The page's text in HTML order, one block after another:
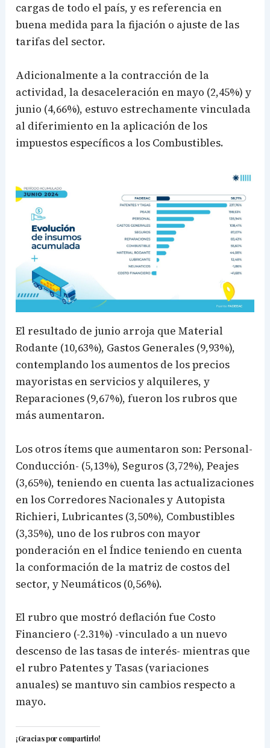
cargas de todo el país, y es referencia en
buena medida para la fijación o ajuste de las
tarifas del sector.
Adicionalmente a la contracción de la
actividad, la desaceleración en mayo (2,45%) y
junio (4,66%), estuvo estrechamente vinculada
al diferimiento en la aplicación de los
impuestos específicos a los Combustibles.
El resultado de junio arroja que Material
Rodante (10,63%), Gastos Generales (9,93%),
contemplando los aumentos de los precios
mayoristas en servicios y alquileres, y
Reparaciones (9,67%), fueron los rubros que
más aumentaron.
Los otros ítems que aumentaron son: Personal-
Conducción- (5,13%), Seguros (3,72%), Peajes
(3,65%), teniendo en cuenta las actualizaciones
en los Corredores Nacionales y Autopista
Richieri, Lubricantes (3,50%), Combustibles
(3,35%), uno de los rubros con mayor
ponderación en el Índice teniendo en cuenta
la conformación de la matriz de costos del
sector, y Neumáticos (0,56%).
El rubro que mostró deflación fue Costo
Financiero (-2.31%) -vinculado a un nuevo
descenso de las tasas de interés- mientras que
el rubro Patentes y Tasas (variaciones
anuales) se mantuvo sin cambios respecto a
mayo.
¡Gracias por compartirlo!